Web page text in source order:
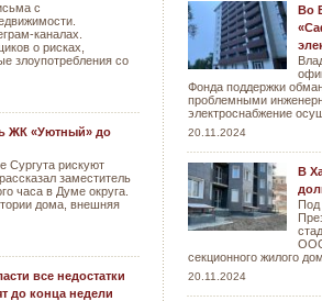
с
каналах.
о рисках,
злоупотребления со
ЖК «Уютный» до
Сургута рискуют
заместитель
часа в Думе округа.
дома, внешняя
все недостатки
до конца недели
Во
Фонда поддержки
проблемными
электроснабжение
20.11.2024
В
Под
ООО
секционного жилого
20.11.2024